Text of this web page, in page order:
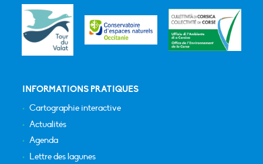
INFORMATIONS PRATIQUES
Cartographie interactive
Actualités
Agenda
Lettre des lagunes